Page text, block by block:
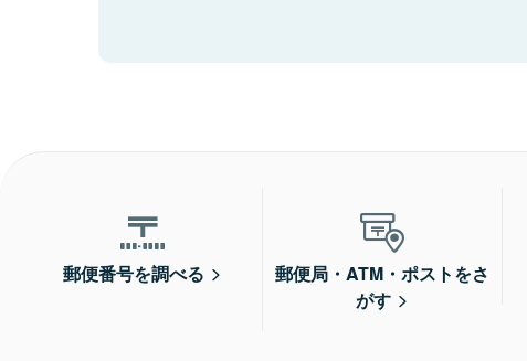
郵便番号を調べる
郵便局・ATM・ポストをさ
がす